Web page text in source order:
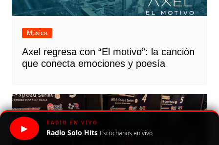
Música
Axel regresa con “El motivo”: la canción
que conecta emociones y poesía
▶
RADIO EN VIVO
Radio Solo Hits Escuchanos en vivo